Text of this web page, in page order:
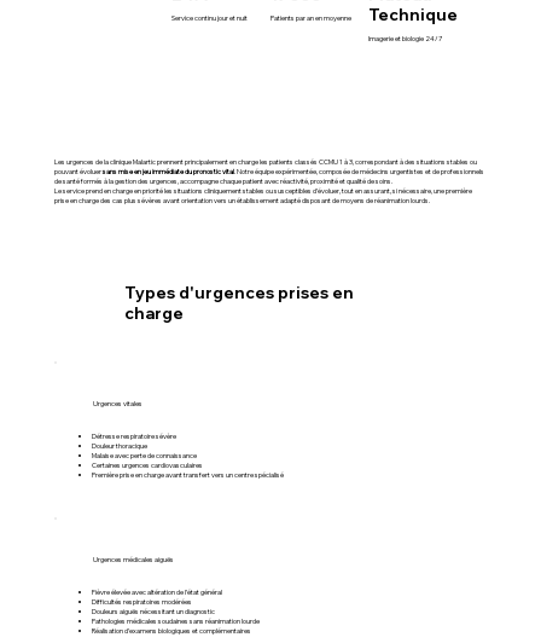
Service continu jour et nuit Patients par an en moyenne
Technique
Imagerie et biologie 24/7
Les urgences de la clinique Malartic prennent principalement en charge les patients classés CCMU 1 à 3, correspondant à des situations stables ou
pouvant évoluersans mise en jeu immédiate du pronostic vital. Notre équipe expérimentée, composée de médecins urgentistes et de professionnels
de santé formés à la gestion des urgences, accompagne chaque patient avec réactivité, proximité et qualité de soins.
Le service prend en charge en priorité les situations cliniquement stables ou susceptibles d’évoluer, tout en assurant, si nécessaire, une première
prise en charge des cas plus sévères avant orientation vers un établissement adapté disposant de moyens de réanimation lourds.
Types d'urgences prises en
charge
Urgences vitales
Détresse respiratoire sévère
Douleur thoracique
Malaise avec perte de connaissance
Certaines urgences cardiovasculaires
Première prise en charge avant transfert vers un centre spécialisé
Urgences médicales aiguës
Fièvre élevée avec altération de l’état général
Difficultés respiratoires modérées
Douleurs aiguës nécessitant un diagnostic
Pathologies médicales soudaines sans réanimation lourde
Réalisation d’examens biologiques et complémentaires